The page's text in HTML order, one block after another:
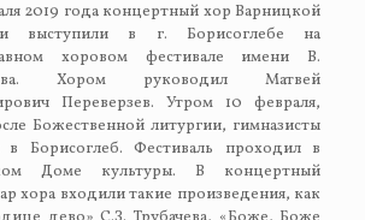
2019 года концертный хор Варницкой
выступили в г. Борисоглебе на
хоровом фестивале имени В.
Хором руководил Матвей
Переверзев. Утром 10 февраля,
Божественной литургии, гимназисты
в Борисоглеб. Фестиваль проходил в
Доме культуры. В концертный
хора входили такие произведения, как